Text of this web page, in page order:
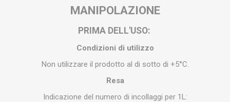
MANIPOLAZIONE
PRIMA DELL'USO:
Condizioni di utilizzo
Non utilizzare il prodotto al di sotto di +5°C.
Resa
Indicazione del numero di incollaggi per 1L: